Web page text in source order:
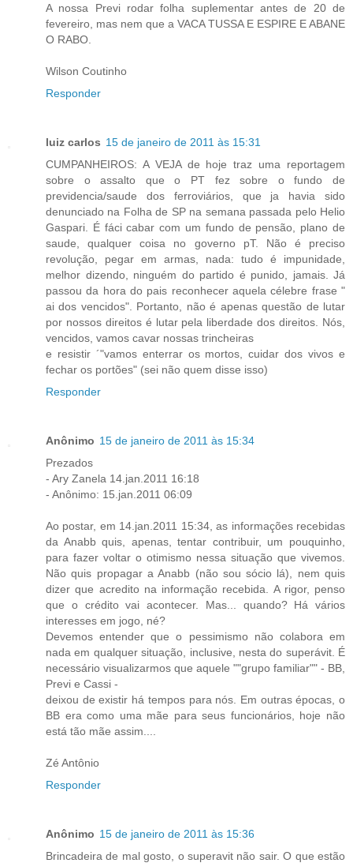
A nossa Previ rodar folha suplementar antes de 20 de
fevereiro, mas nem que a VACA TUSSA E ESPIRE E ABANE
O RABO.
Wilson Coutinho
Responder
luiz carlos 15 de janeiro de 2011 às 15:31
CUMPANHEIROS: A VEJA de hoje traz uma reportagem
sobre o assalto que o PT fez sobre o fundo de
previdencia/saude dos ferroviários, que ja havia sido
denunciado na Folha de SP na semana passada pelo Helio
Gaspari. É fáci cabar com um fundo de pensão, plano de
saude, qualquer coisa no governo pT. Não é preciso
revolução, pegar em armas, nada: tudo é impunidade,
melhor dizendo, ninguém do partido é punido, jamais. Já
passou da hora do pais reconhecer aquela célebre frase "
ai dos vencidos". Portanto, não é apenas questão de lutar
por nossos direitos é lutar pela liberdade dos direitos. Nós,
vencidos, vamos cavar nossas trincheiras
e resistir ´"vamos enterrar os mortos, cuidar dos vivos e
fechar os portões" (sei não quem disse isso)
Responder
Anônimo 15 de janeiro de 2011 às 15:34
Prezados
- Ary Zanela 14.jan.2011 16:18
- Anônimo: 15.jan.2011 06:09
Ao postar, em 14.jan.2011 15:34, as informações recebidas
da Anabb quis, apenas, tentar contribuir, um pouquinho,
para fazer voltar o otimismo nessa situação que vivemos.
Não quis propagar a Anabb (não sou sócio lá), nem quis
dizer que acredito na informação recebida. A rigor, penso
que o crédito vai acontecer. Mas... quando? Há vários
interesses em jogo, né?
Devemos entender que o pessimismo não colabora em
nada em qualquer situação, inclusive, nesta do superávit. É
necessário visualizarmos que aquele ""grupo familiar"" - BB,
Previ e Cassi -
deixou de existir há tempos para nós. Em outras épocas, o
BB era como uma mãe para seus funcionários, hoje não
está tão mãe assim....
Zé Antônio
Responder
Anônimo 15 de janeiro de 2011 às 15:36
Brincadeira de mal gosto, o superavit não sair. O que estão